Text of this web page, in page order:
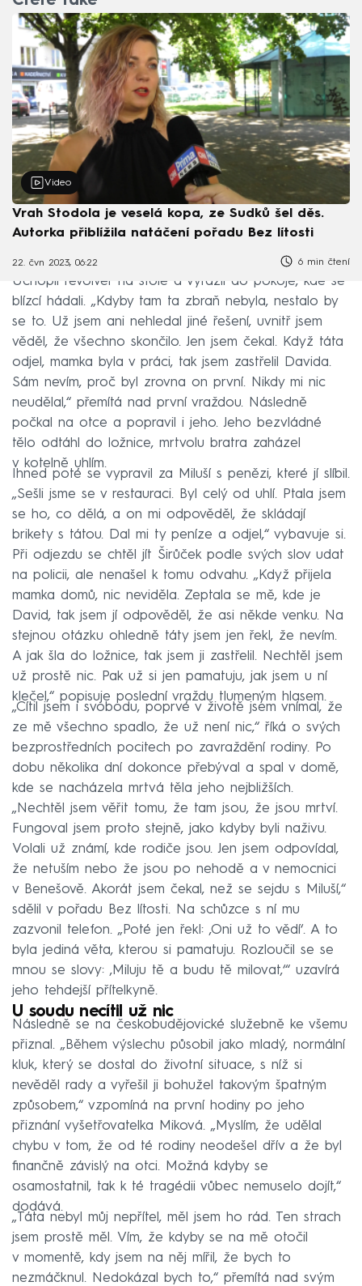
Video
Vrah Stodola je veselá kopa, ze Sudků šel děs.
Autorka přiblížila natáčení pořadu Bez lítosti
22. čvn 2023, 06:22 6 min čtení
Uchopil revolver na stole a vyrazil do pokoje, kde se
blízcí hádali. „Kdyby tam ta zbraň nebyla, nestalo by
se to. Už jsem ani nehledal jiné řešení, uvnitř jsem
věděl, že všechno skončilo. Jen jsem čekal. Když táta
odjel, mamka byla v práci, tak jsem zastřelil Davida.
Sám nevím, proč byl zrovna on první. Nikdy mi nic
neudělal,“ přemítá nad první vraždou. Následně
počkal na otce a popravil i jeho. Jeho bezvládné
tělo odtáhl do ložnice, mrtvolu bratra zaházel
v kotelně uhlím.
Ihned poté se vypravil za Miluší s penězi, které jí slíbil.
„Sešli jsme se v restauraci. Byl celý od uhlí. Ptala jsem
se ho, co dělá, a on mi odpověděl, že skládají
brikety s tátou. Dal mi ty peníze a odjel,“ vybavuje si.
Při odjezdu se chtěl jít Širůček podle svých slov udat
na policii, ale nenašel k tomu odvahu. „Když přijela
mamka domů, nic neviděla. Zeptala se mě, kde je
David, tak jsem jí odpověděl, že asi někde venku. Na
stejnou otázku ohledně táty jsem jen řekl, že nevím.
A jak šla do ložnice, tak jsem ji zastřelil. Nechtěl jsem
už prostě nic. Pak už si jen pamatuju, jak jsem u ní
klečel,“ popisuje poslední vraždu tlumeným hlasem.
„Cítil jsem i svobodu, poprvé v životě jsem vnímal, že
ze mě všechno spadlo, že už není nic,“ říká o svých
bezprostředních pocitech po zavraždění rodiny. Po
dobu několika dní dokonce přebýval a spal v domě,
kde se nacházela mrtvá těla jeho nejbližších.
„Nechtěl jsem věřit tomu, že tam jsou, že jsou mrtví.
Fungoval jsem proto stejně, jako kdyby byli naživu.
Volali už známí, kde rodiče jsou. Jen jsem odpovídal,
že netuším nebo že jsou po nehodě a v nemocnici
v Benešově. Akorát jsem čekal, než se sejdu s Miluší,“
sdělil v pořadu Bez lítosti. Na schůzce s ní mu
zazvonil telefon. „Poté jen řekl: ‚Oni už to vědí‘. A to
byla jediná věta, kterou si pamatuju. Rozloučil se se
mnou se slovy: ‚Miluju tě a budu tě milovat,‘“ uzavírá
jeho tehdejší přítelkyně.
U soudu necítil už nic
Následně se na českobudějovické služebně ke všemu
přiznal. „Během výslechu působil jako mladý, normální
kluk, který se dostal do životní situace, s níž si
nevěděl rady a vyřešil ji bohužel takovým špatným
způsobem,“ vzpomíná na první hodiny po jeho
přiznání vyšetřovatelka Miková. „Myslím, že udělal
chybu v tom, že od té rodiny neodešel dřív a že byl
finančně závislý na otci. Možná kdyby se
osamostatnil, tak k té tragédii vůbec nemuselo dojít,“
dodává.
„Táta nebyl můj nepřítel, měl jsem ho rád. Ten strach
jsem prostě měl. Vím, že kdyby se na mě otočil
v momentě, kdy jsem na něj mířil, že bych to
nezmáčknul. Nedokázal bych to,“ přemítá nad svým